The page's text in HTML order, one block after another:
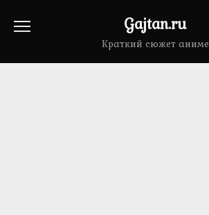
Gajtan.ru
Краткий сюжет аниме